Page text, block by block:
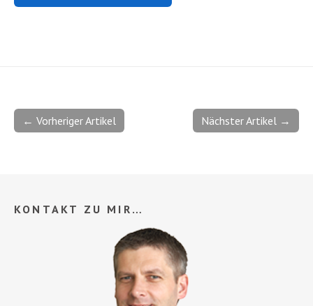
Nächster Artikel →
← Vorheriger Artikel
KONTAKT ZU MIR…